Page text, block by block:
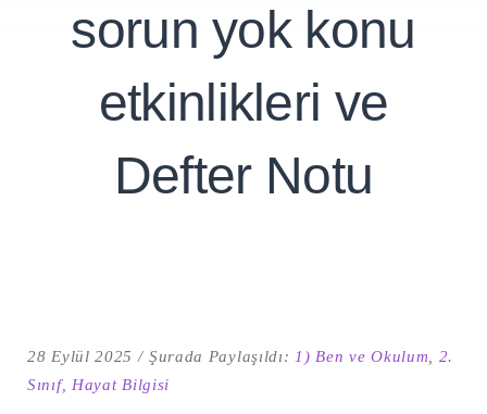
sorun yok konu
etkinlikleri ve
Defter Notu
28 Eylül 2025 Şurada Paylaşıldı: 1) Ben ve Okulum
2.
Sınıf, Hayat Bilgisi